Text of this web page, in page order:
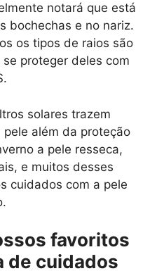
notará que está
bochechas e no nariz.
os tipos de raios são
proteger deles com
solares trazem
além da proteção
a pele resseca,
e muitos desses
cuidados com a pele
favoritos
de cuidados